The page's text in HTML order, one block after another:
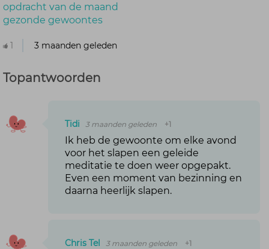
opdracht van de maand
gezonde gewoontes
1 3 maanden geleden
Topantwoorden
Tidi 3 maanden geleden +1
Ik heb de gewoonte om elke avond
voor het slapen een geleide
meditatie te doen weer opgepakt.
Even een moment van bezinning en
daarna heerlijk slapen.
Chris Tel 3 maanden geleden +1